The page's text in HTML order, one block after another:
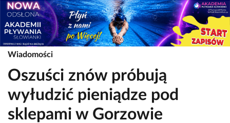
Wiadomości
Oszuści znów próbują
wyłudzić pieniądze pod
sklepami w Gorzowie